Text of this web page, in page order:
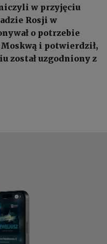
w przyjęciu
Rosji w
o potrzebie
i potwierdził,
został uzgodniony z